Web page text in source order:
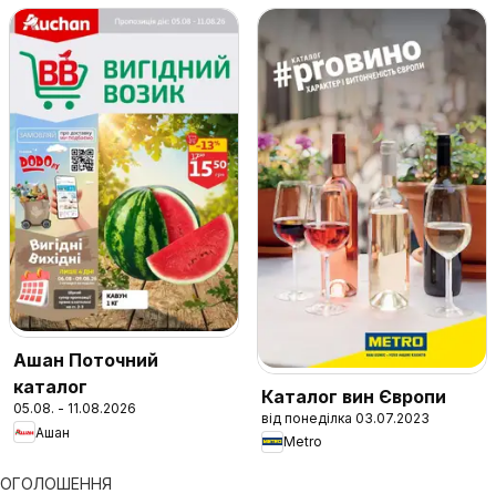
Ашан Поточний
каталог
05.08. - 11.08.2026
Ашан
Каталог вин Європи
від понеділка 03.07.2023
Metro
ОГОЛОШЕННЯ